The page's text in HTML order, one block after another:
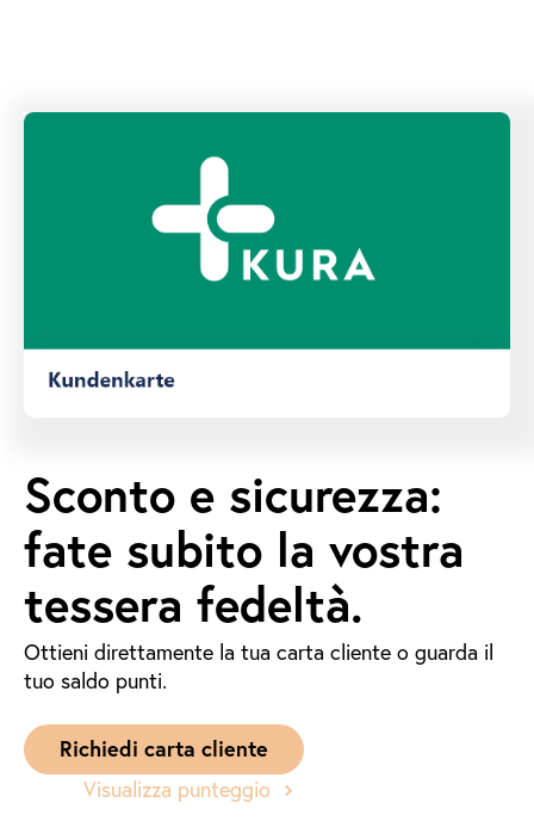
Sconto e sicurezza:
fate subito la vostra
tessera fedeltà.
Ottieni direttamente la tua carta cliente o guarda il
tuo saldo punti.
Richiedi carta cliente
Visualizza punteggio